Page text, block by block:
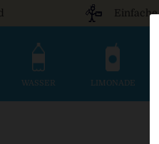
WASSER LIMONADE